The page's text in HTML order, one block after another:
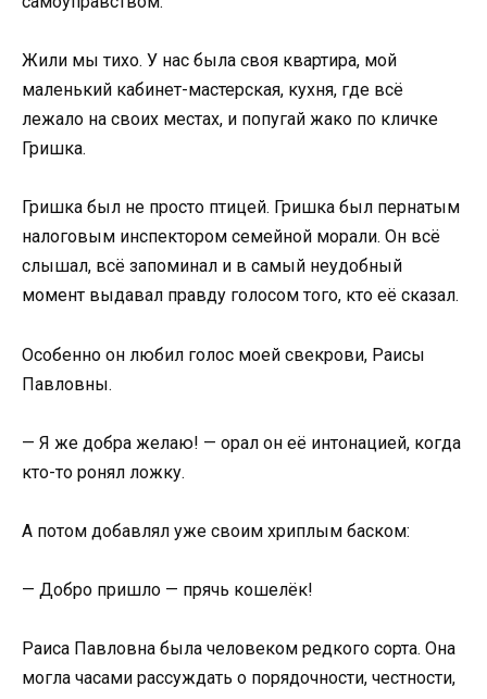
Жили мы тихо. У нас была своя квартира, мой
маленький кабинет-мастерская, кухня, где всё
лежало на своих местах, и попугай жако по кличке
Гришка.
Гришка был не просто птицей. Гришка был пернатым
налоговым инспектором семейной морали. Он всё
слышал, всё запоминал и в самый неудобный
момент выдавал правду голосом того, кто её сказал.
Особенно он любил голос моей свекрови, Раисы
Павловны.
— Я же добра желаю! — орал он её интонацией, когда
кто-то ронял ложку.
А потом добавлял уже своим хриплым баском:
— Добро пришло — прячь кошелёк!
Раиса Павловна была человеком редкого сорта. Она
могла часами рассуждать о порядочности, честности,